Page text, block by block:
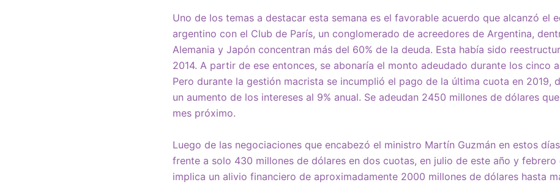
Uno de los temas a destacar esta semana es el favorable acuerdo que alcanzó el
argentino con el Club de París, un conglomerado de acreedores de Argentina,
Alemania y Japón concentran más del 60% de la deuda. Esta había sido
2014. A partir de ese entonces, se abonaría el monto adeudado durante los cinco
Pero durante la gestión macrista se incumplió el pago de la última cuota en 2019,
un aumento de los intereses al 9% anual. Se adeudan 2450 millones de dólares
mes próximo.
Luego de las negociaciones que encabezó el ministro Martín Guzmán en estos
frente a solo 430 millones de dólares en dos cuotas, en julio de este año y
implica un alivio financiero de aproximadamente 2000 millones de dólares hasta